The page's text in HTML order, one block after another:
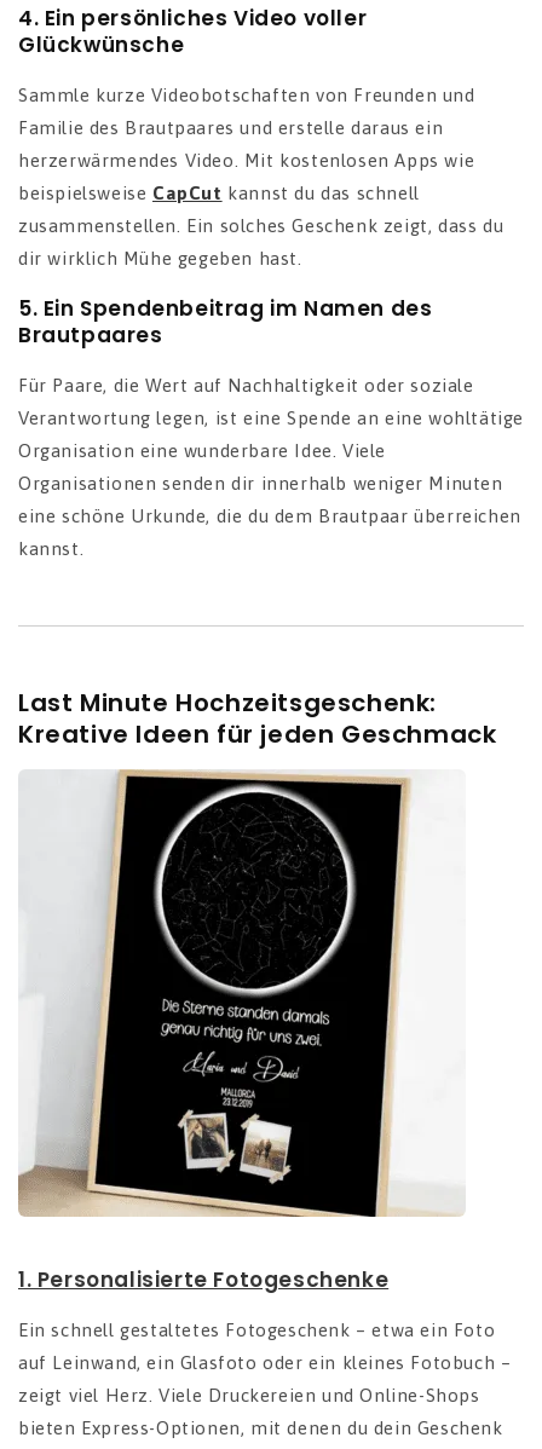
4. Ein persönliches Video voller
Glückwünsche
Sammle kurze Videobotschaften von Freunden und
Familie des Brautpaares und erstelle daraus ein
herzerwärmendes Video. Mit kostenlosen Apps wie
beispielsweise CapCut kannst du das schnell
zusammenstellen. Ein solches Geschenk zeigt, dass du
dir wirklich Mühe gegeben hast.
5. Ein Spendenbeitrag im Namen des
Brautpaares
Für Paare, die Wert auf Nachhaltigkeit oder soziale
Verantwortung legen, ist eine Spende an eine wohltätige
Organisation eine wunderbare Idee. Viele
Organisationen senden dir innerhalb weniger Minuten
eine schöne Urkunde, die du dem Brautpaar überreichen
kannst.
Last Minute Hochzeitsgeschenk:
Kreative Ideen für jeden Geschmack
1. Personalisierte Fotogeschenke
Ein schnell gestaltetes Fotogeschenk – etwa ein Foto
auf Leinwand, ein Glasfoto oder ein kleines Fotobuch –
zeigt viel Herz. Viele Druckereien und Online-Shops
bieten Express-Optionen, mit denen du dein Geschenk